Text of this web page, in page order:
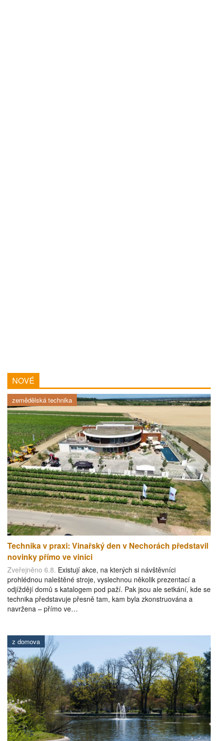
NOVÉ
zemědělská technika
Technika v praxi: Vinařský den v Nechorách představil
novinky přímo ve vinici
Zveřejněno 6.8. Existují akce, na kterých si návštěvníci
prohlédnou naleštěné stroje, vyslechnou několik prezentací a
odjíždějí domů s katalogem pod paží. Pak jsou ale setkání, kde se
technika představuje přesně tam, kam byla zkonstruována a
navržena – přímo ve…
z domova